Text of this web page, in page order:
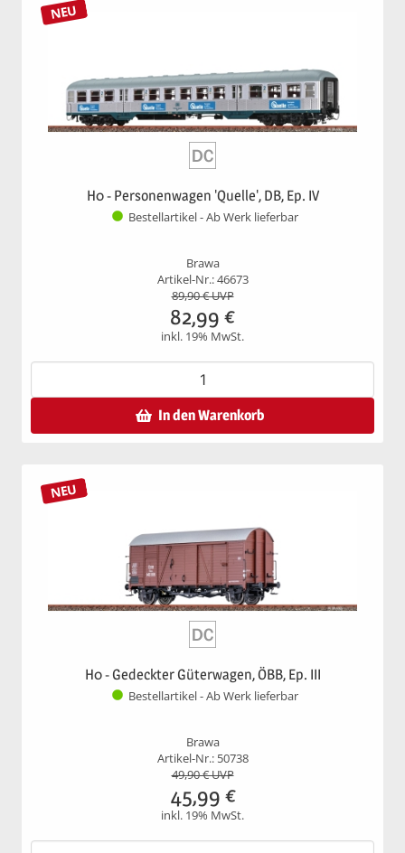
NEU
H0 - Personenwagen 'Quelle', DB, Ep. IV
Bestellartikel - Ab Werk lieferbar
Brawa
Artikel-Nr.: 46673
89,90€ UVP
82,99 €
inkl. 19% MwSt.
In den Warenkorb
NEU
H0 - Gedeckter Güterwagen, ÖBB, Ep. III
Bestellartikel - Ab Werk lieferbar
Brawa
Artikel-Nr.: 50738
49,90€ UVP
45,99 €
inkl. 19% MwSt.